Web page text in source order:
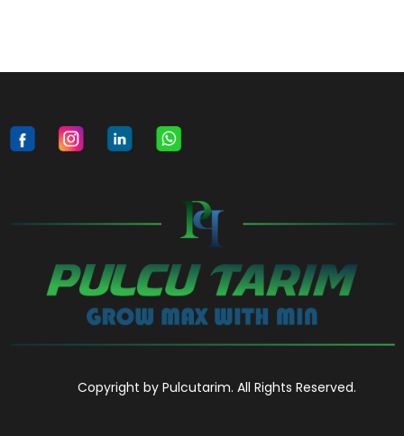
Copyright by Pulcutarim. All Rights Reserved.